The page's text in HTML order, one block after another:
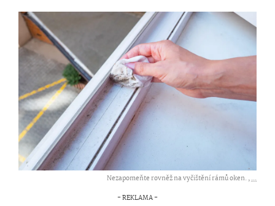
Nezapomeňte rovněž na vyčištění rámů oken. ,...